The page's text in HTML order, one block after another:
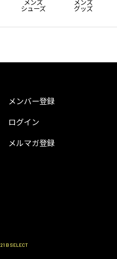
シューズ グッズ
メンバー登録
ログイン
メルマガ登録
B SELECT